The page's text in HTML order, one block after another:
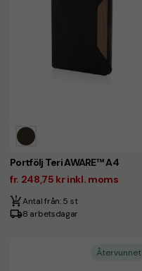
Portfölj Teri AWARE™ A4
fr. 248,75 kr inkl. moms
Antal från: 5 st
8 arbetsdagar
Återvunnet